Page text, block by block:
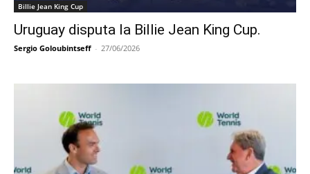
Billie Jean King Cup
Uruguay disputa la Billie Jean King Cup.
Sergio Goloubintseff - 27/06/2026